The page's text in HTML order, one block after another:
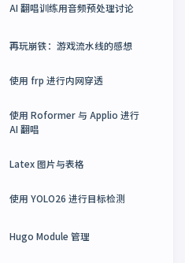
AI 翻唱训练用音频预处理讨论
再玩崩铁：游戏流水线的感想
使用 frp 进行内网穿透
使用 Roformer 与 Applio 进行
AI 翻唱
Latex 图片与表格
使用 YOLO26 进行目标检测
Hugo Module 管理